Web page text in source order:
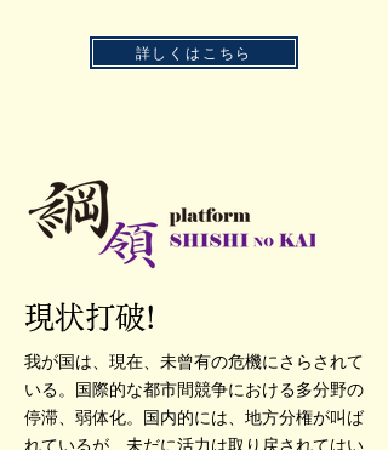
詳しくはこちら
現状打破!
我が国は、現在、未曾有の危機にさらされて
いる。国際的な都市間競争における多分野の
停滞、弱体化。国内的には、地方分権が叫ば
れているが、未だに活力は取り戻されてはい